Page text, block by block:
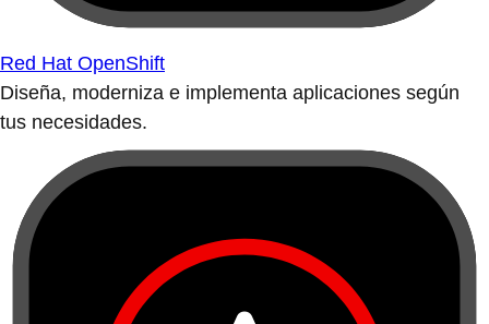
Red Hat OpenShift
Diseña, moderniza e implementa aplicaciones según
tus necesidades.